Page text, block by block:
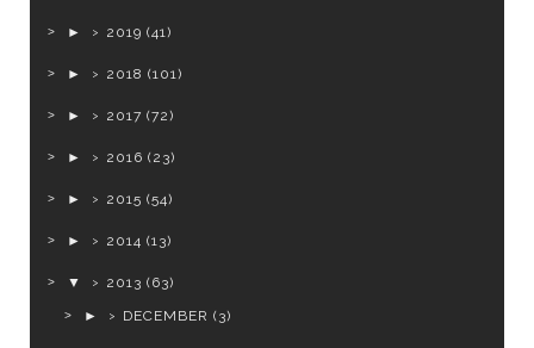
► 2019 (41)
► 2018 (101)
► 2017 (72)
► 2016 (23)
► 2015 (54)
► 2014 (13)
▼ 2013 (63)
►
DECEMBER (3)